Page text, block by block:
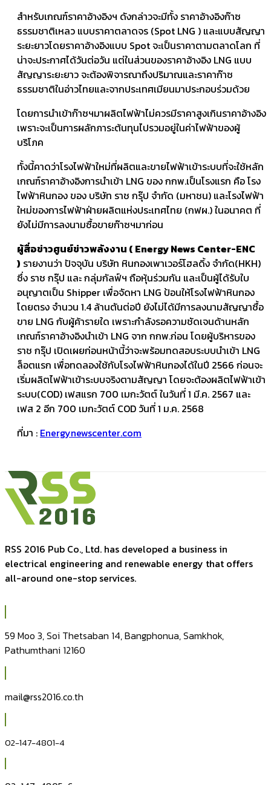
สำหรับเกณฑ์ราคาอ้างอิงฯ ดังกล่าวจะมีทั้ง ราคาอ้างอิงก๊าซ
ธรรมชาติเหลว แบบราคาตลาดจร (Spot LNG ) และแบบสัญญา
ระยะยาวโดยราคาอ้างอิงแบบ Spot จะเป็นราคาตามตลาดโลก ที่
น่าจะประกาศได้วันต่อวัน แต่ในส่วนของราคาอ้างอิง LNG แบบ
สัญญาระยะยาว จะต้องพิจารณาถึงปริมาณและราคาก๊าซ
ธรรมชาติในอ่าวไทยและจากประเทศเมียนมาประกอบร่วมด้วย
โดยการนำเข้าก๊าซฯมาผลิตไฟฟ้าไม่ควรมีราคาสูงเกินราคาอ้างอิง
เพราะจะเป็นการผลักภาระต้นทุนไปรวมอยู่ในค่าไฟฟ้าของผู้
บริโภค
ทั้งนี้คาดว่าโรงไฟฟ้าใหม่ที่ผลิตและขายไฟฟ้าเข้าระบบที่จะใช้หลัก
เกณฑ์ราคาอ้างอิงการนำเข้า LNG ของ กกพ.เป็นโรงแรก คือ โรง
ไฟฟ้าหินกอง ของ บริษัท ราช กรุ๊ป จำกัด (มหาชน) และโรงไฟฟ้า
ใหม่ของการไฟฟ้าฝ่ายผลิตแห่งประเทศไทย (กฟผ.) ในอนาคต ที่
ยังไม่มีการลงนามซื้อขายก๊าซฯมาก่อน
ผู้สื่อข่าวศูนย์ข่าวพลังงาน (Energy News Center-ENC
) รายงานว่า ปัจจุบัน บริษัท หินกองเพาเวอร์โฮลดิ้ง จำกัด(HKH)
ซึ่ง ราช กรุ๊ป และ กลุ่มกัลฟ์ฯ ถือหุ้นร่วมกัน และเป็นผู้ได้รับใบ
อนุญาตเป็น Shipper เพื่อจัดหา LNG ป้อนให้โรงไฟฟ้าหินกอง
โดยตรง จำนวน 1.4 ล้านตันต่อปี ยังไม่ได้มีการลงนามสัญญาซื้อ
ขาย LNG กับผู้ค้ารายใด เพราะกำลังรอความชัดเจนด้านหลัก
เกณฑ์ราคาอ้างอิงนำเข้า LNG จาก กกพ.ก่อน โดยผู้บริหารของ
ราช กรุ๊ป เปิดเผยก่อนหน้านี้ว่าจะพร้อมทดสอบระบบนำเข้า LNG
ล็อตแรก เพื่อทดลองใช้กับโรงไฟฟ้าหินกองได้ในปี 2566 ก่อนจะ
เริ่มผลิตไฟฟ้าเข้าระบบจริงตามสัญญา โดยจะต้องผลิตไฟฟ้าเข้า
ระบบ(COD) เฟสแรก 700 เมกะวัตต์ ในวันที่ 1 มี.ค. 2567 และ
เฟส 2 อีก 700 เมกะวัตต์ COD วันที่ 1 ม.ค. 2568
ที่มา : Energynewscenter.com
RSS 2016 Pub Co., Ltd. has developed a business in
electrical engineering and renewable energy that offers
all-around one-stop services.
59 Moo 3, Soi Thetsaban 14, Bangphonua, Samkhok,
Pathumthani 12160
mail@rss2016.co.th
02-147-4801-4